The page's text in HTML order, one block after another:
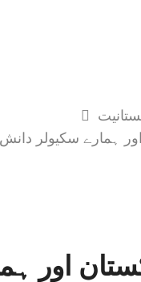
ہمارے سکیولر
اور